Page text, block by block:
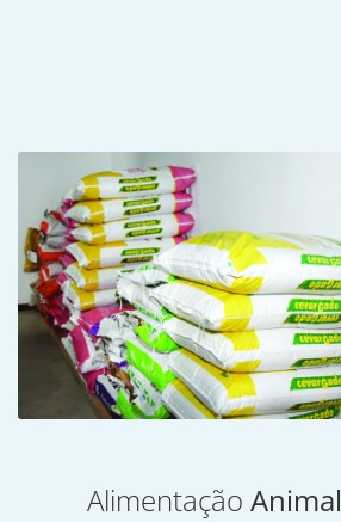
Alimentação Animal